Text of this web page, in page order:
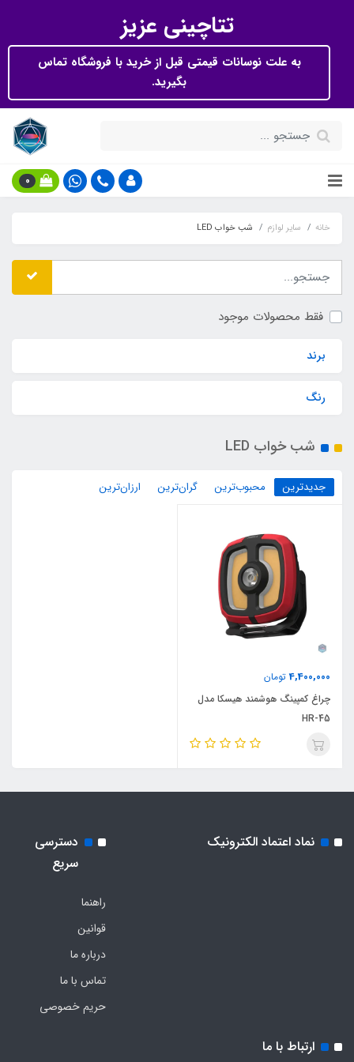
تتاچینی عزیز
به علت نوسانات قیمتی قبل از خرید با فروشگاه تماس
بگیرید.
0
خانه سایر لوازم شب خواب LED
فقط محصولات موجود
برند
رنگ
شب خواب LED
جدیدترین محبوب‌ترین گران‌ترین ارزان‌ترین
4,400,000تومان
چراغ کمپینگ هوشمند هیسکا مدل
HR-45
نماد اعتماد الکترونیک
دسترسی
سریع
راهنما
قوانین
درباره ما
تماس با ما
حریم خصوصی
ارتباط با ما